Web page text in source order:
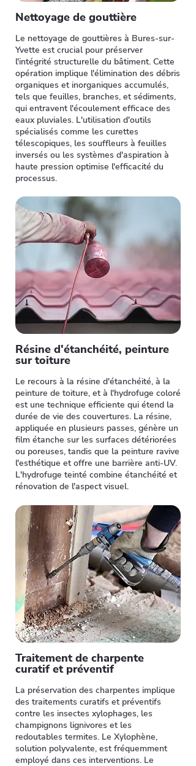
Nettoyage de gouttière
Le nettoyage de gouttières à Bures-sur-
Yvette est crucial pour préserver
l'intégrité structurelle du bâtiment. Cette
opération implique l'élimination des débris
organiques et inorganiques accumulés,
tels que feuilles, branches, et sédiments,
qui entravent l'écoulement efficace des
eaux pluviales. L'utilisation d'outils
spécialisés comme les curettes
télescopiques, les souffleurs à feuilles
inversés ou les systèmes d'aspiration à
haute pression optimise l'efficacité du
processus.
Résine d'étanchéité, peinture
sur toiture
Le recours à la résine d'étanchéité, à la
peinture de toiture, et à l'hydrofuge coloré
est une technique efficiente qui étend la
durée de vie des couvertures. La résine,
appliquée en plusieurs passes, génère un
film étanche sur les surfaces détériorées
ou poreuses, tandis que la peinture ravive
l'esthétique et offre une barrière anti-UV.
L'hydrofuge teinté combine étanchéité et
rénovation de l'aspect visuel.
Traitement de charpente
curatif et préventif
La préservation des charpentes implique
des traitements curatifs et préventifs
contre les insectes xylophages, les
champignons lignivores et les
redoutables termites. Le Xylophène,
solution polyvalente, est fréquemment
employé dans ces interventions. Le